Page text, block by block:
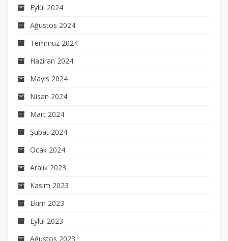
Eylül 2024
Ağustos 2024
Temmuz 2024
Haziran 2024
Mayıs 2024
Nisan 2024
Mart 2024
Şubat 2024
Ocak 2024
Aralık 2023
Kasım 2023
Ekim 2023
Eylül 2023
Ağustos 2023